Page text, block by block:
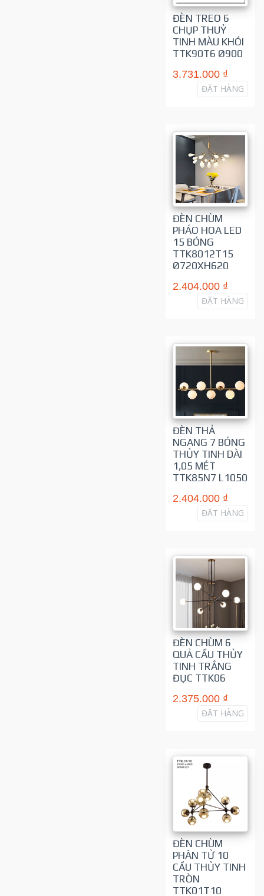
ĐÈN TREO 6
CHỤP THUỶ
TINH MÀU KHÓI
TTK90T6 Ø900
3.731.000 ₫
ĐẶT HÀNG
ĐÈN CHÙM
PHÁO HOA LED
15 BÓNG
TTK8012T15
Ø720XH620
2.404.000 ₫
ĐẶT HÀNG
ĐÈN THẢ
NGANG 7 BÓNG
THỦY TINH DÀI
1,05 MÉT
TTK85N7 L1050
2.404.000 ₫
ĐẶT HÀNG
ĐÈN CHÙM 6
QUẢ CẦU THỦY
TINH TRẮNG
ĐỤC TTK06
2.375.000 ₫
ĐẶT HÀNG
ĐÈN CHÙM
PHÂN TỬ 10
CẦU THỦY TINH
TRÒN
TTK01T10